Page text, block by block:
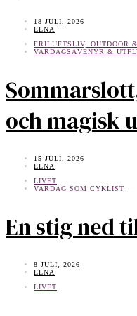
18 JULI, 2026
ELNA
FRILUFTSLIV, OUTDOOR
VARDAGSÄVENYR &
och magisk
15 JULI, 2026
ELNA
LIVET
VARDAG SOM CYKLIST
En stig ned
8 JULI, 2026
ELNA
LIVET